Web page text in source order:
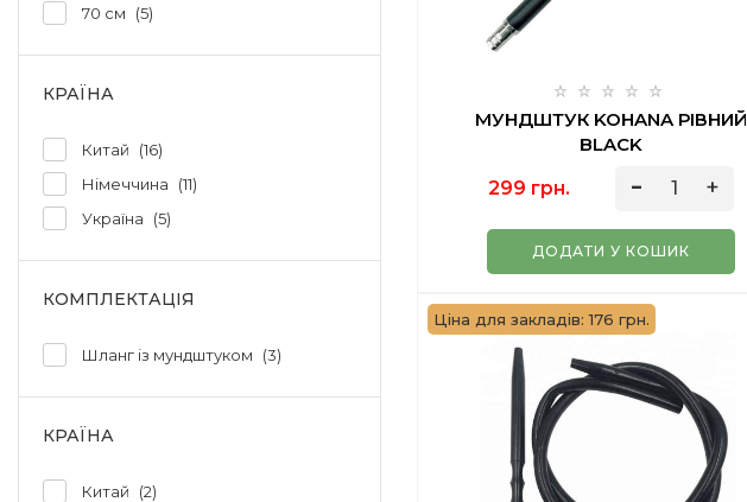
70 см 5
КРАЇНА
Китай
16
Німеччина
11
Україна
5
КОМПЛЕКТАЦІЯ
Шланг із мундштуком 3
КРАЇНА
Китай 2
МУНДШТУК KOHANA РІВНИЙ
BLACK
299 грн.
ДОДАТИ У КОШИК
Ціна для закладів: 176 грн.